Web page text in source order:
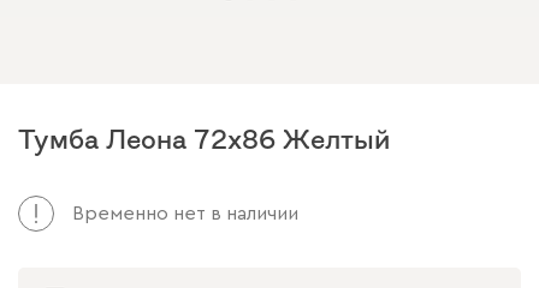
Тумба Леона 72x86 Желтый
Временно нет в наличии